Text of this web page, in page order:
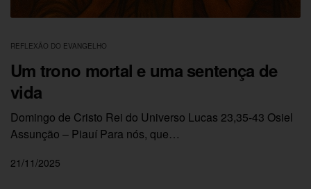
REFLEXÃO DO EVANGELHO
Um trono mortal e uma sentença de
vida
Domingo de Cristo Rei do Universo Lucas 23,35-43 Osiel
Assunção – Piauí Para nós, que…
21/11/2025